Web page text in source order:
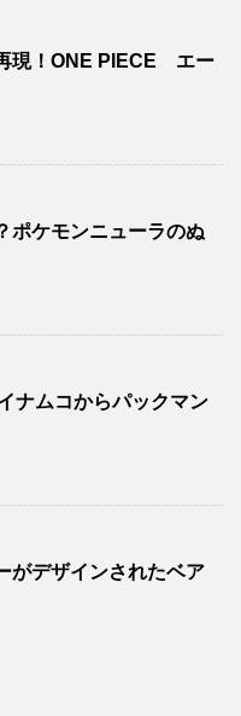
現！ONE PIECE エー
ポケモンニューラのぬ
ムコからパックマン
がデザインされたベア